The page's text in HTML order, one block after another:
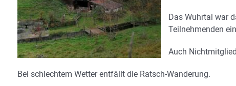
Das Wuhrtal war
Teilnehmenden
Auch
Bei schlechtem Wetter entfällt die Ratsch-Wanderung.